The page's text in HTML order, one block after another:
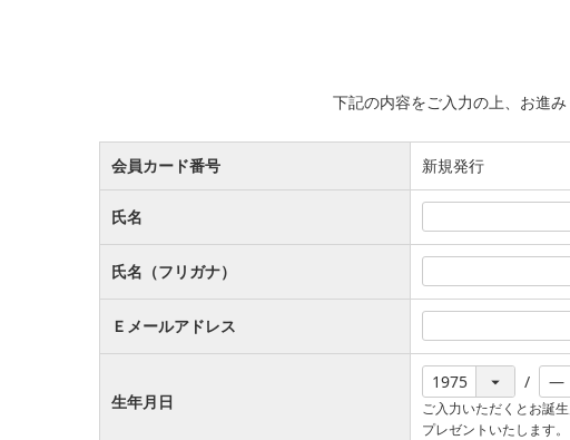
下記の内容をご入力の上、お進み
会員カード番号 新規発行
氏名
氏名（フリガナ）
Ｅメールアドレス
生年月日
ご入力いただくとお誕
プレゼントいたします。